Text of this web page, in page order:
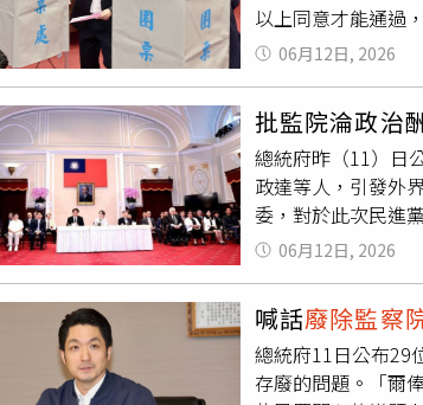
責任。而今(12)日
朝野對監察院存廢
以上同意才能通過
院黨團總召蔡其昌
巴」。新一屆監
法委員二分之一
選，蔡其昌表示，
權分立還是五權分
憲政架構如何改革
論提什麼人選都反
所想法。蔡其昌強
整。若不願從制
才，也不可能獲得
06月12日, 2026
批監院淪政治
總統府昨（11）日
政達等人，引發外
委，對於此次民進
召集人、副總統蕭
璋為副院長，另
監察院正常運作。
何監委，對於此次
院」，認為不應再
06月12日, 2026
喊話廢除監察
總統府11日公布29
存廢的問題。「爾